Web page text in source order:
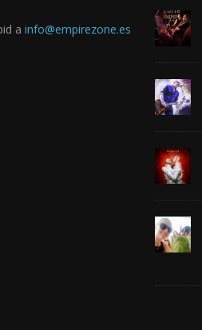
a info@empirezone.es